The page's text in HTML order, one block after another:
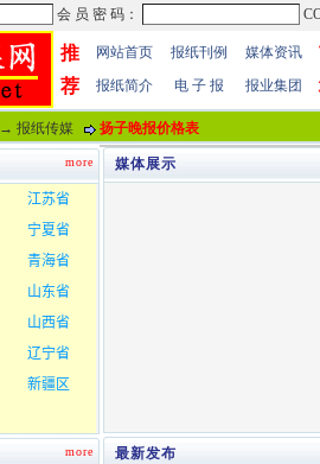
推
荐
网站首页 报纸刊例 媒体资讯
报纸简介 电 子 报 报业集团
→ 报纸传媒 扬子晚报价格表
媒体展示
最新发布
more
more